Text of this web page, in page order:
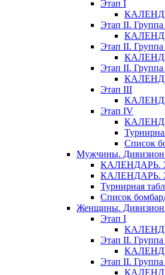
Этап I
Этап II.
Этап II. Группа
Этап II.
Этап III
Этап IV
Список
Мужчины. Дивизион
КАЛЕНДАРЬ.
КАЛЕНДАРЬ.
Турнирная
Список
Женщины. Дивизион
Этап I
Этап II.
Этап II. Группа